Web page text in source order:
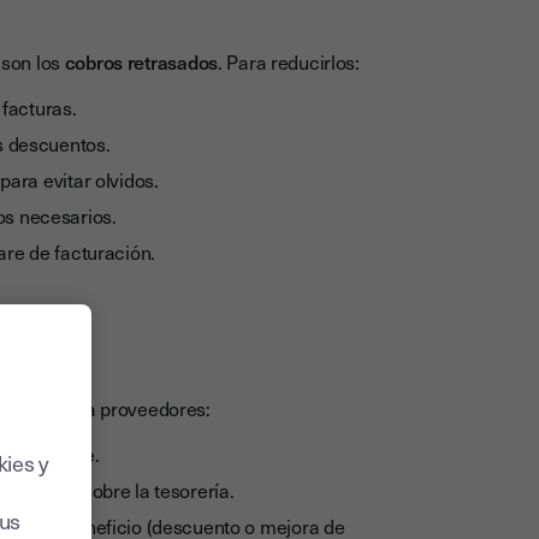
los cobros retrasados. Para reducirlos:
descuentos.
evitar olvidos.
necesarios.
de facturación.
pagos a proveedores:
posible.
control sobre la tesorería.
un beneficio (descuento o mejora de
y